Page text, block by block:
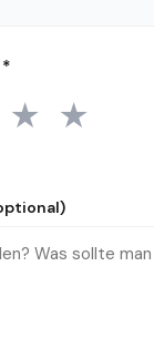
*
4 Sterne
★ 5
★